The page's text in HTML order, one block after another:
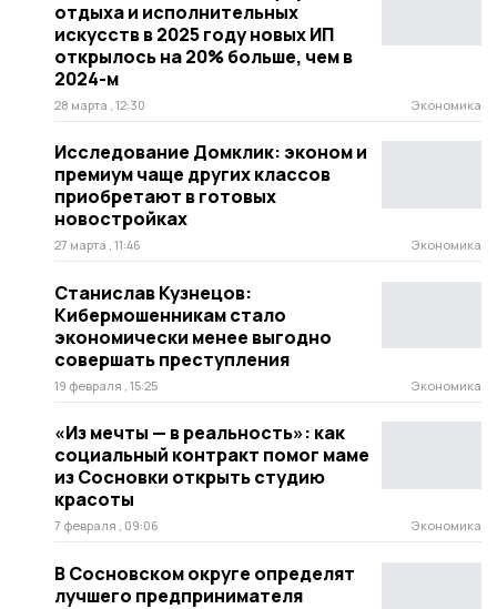
отдыха и исполнительных
искусств в 2025 году новых ИП
открылось на 20% больше, чем в
2024-м
28 марта , 12:30 Экономика
Исследование Домклик: эконом и
премиум чаще других классов
приобретают в готовых
новостройках
27 марта , 11:46 Экономика
Станислав Кузнецов:
Кибермошенникам стало
экономически менее выгодно
совершать преступления
19 февраля , 15:25 Экономика
«Из мечты — в реальность»: как
социальный контракт помог маме
из Сосновки открыть студию
красоты
7 февраля , 09:06 Экономика
В Сосновском округе определят
лучшего предпринимателя